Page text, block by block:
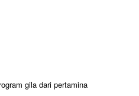
gila dari pertamina